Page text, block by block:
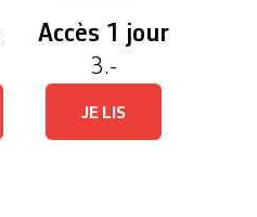
Accès 1 jour
3.-
JE LIS